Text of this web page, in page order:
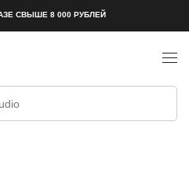
СВЫШЕ 8 000 РУБЛЕЙ